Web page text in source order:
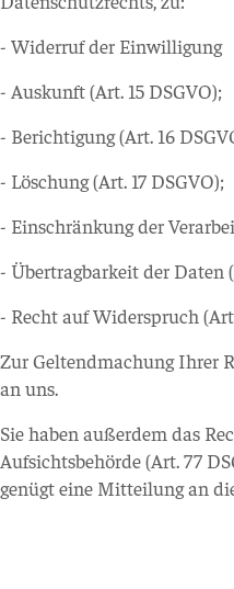
- Widerruf der Einwilligung
- Auskunft (Art. 15 DSGVO);
- Berichtigung (Art. 16
- Löschung (Art. 17 DSGVO);
- Einschränkung der
- Übertragbarkeit der Daten
- Recht auf Widerspruch
Zur Geltendmachung Ihrer
an uns.
Sie haben außerdem das
Aufsichtsbehörde (Art. 77
genügt eine Mitteilung an